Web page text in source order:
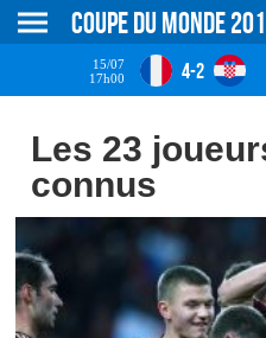
Coupe du monde
15/07
17h00
4-2
Les 23
connus